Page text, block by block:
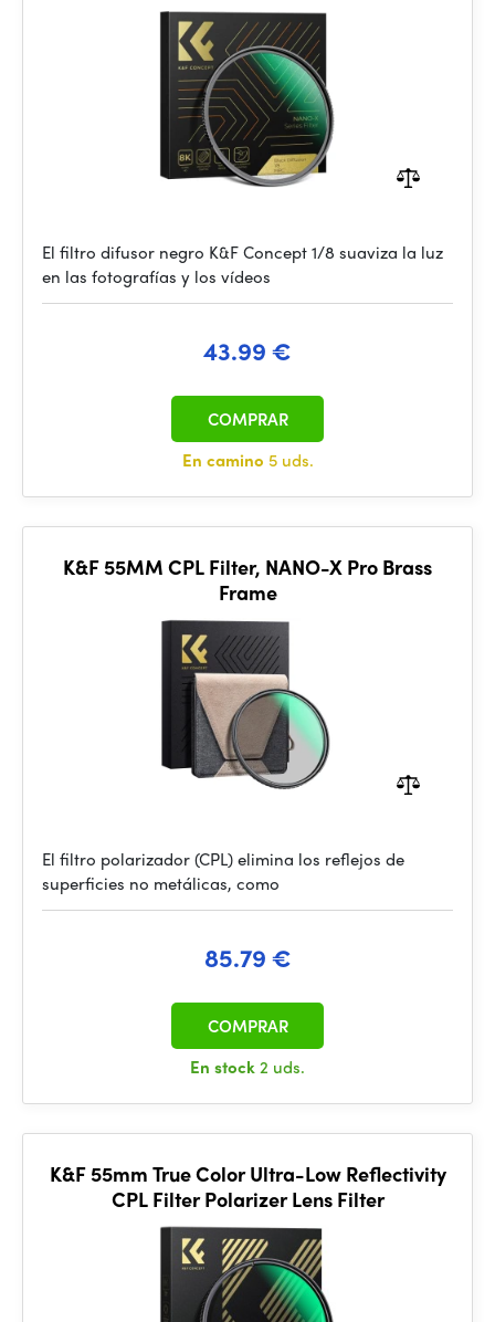
El filtro difusor negro K&F Concept 1/8 suaviza la luz
en las fotografías y los vídeos
43.99 €
En camino 5 uds.
COMPRAR
K&F 55MM CPL Filter, NANO-X Pro Brass
Frame
El filtro polarizador (CPL) elimina los reflejos de
superficies no metálicas, como
85.79 €
En stock2 uds.
COMPRAR
K&F 55mm True Color Ultra-Low Reflectivity
CPL Filter Polarizer Lens Filter